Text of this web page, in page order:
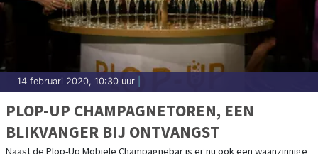
14 februari 2020, 10:30 uur
PLOP-UP CHAMPAGNETOREN, EEN
BLIKVANGER BIJ ONTVANGST
Naast de Plop-Up Mobiele Champagnebar is er nu ook een waanzinnige